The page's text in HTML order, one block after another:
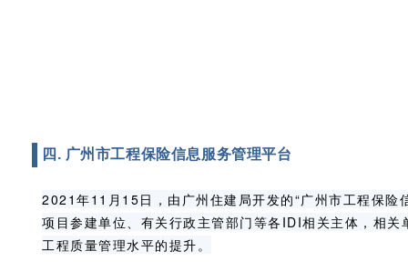
四. 广州市工程保险信息服务管理平台
2021 年11 月 15日，由广州住建局开发的“广州市工程保险
项目参建单位、有关行政主管部门等各 IDI相关主体，相关
工程质量管理水平的提升。